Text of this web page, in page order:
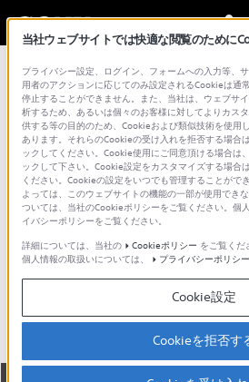
総合サポート・お問い合
ECM-HW1
当社ウェブサイトでは快適な閲覧のために
プライバシー設定、ログイン、フォームへの入力等、
用者のアクションに応じてのみ設定されるCookieは通
停止することができません。また、当社は、ウェブサ
析するため、あるいは個々のお客様に対してよりカス
供する等の目的のため、Cookieおよび類似技術を使用
あります。それらのCookieの受け入れを拒否する場合
ックしてください。Cookie使用にご同意頂ける場合は
ックして下さい。Cookie設定をカスタマイズする場合
ください。Cookieの設定をいつでも管理することがで
よっては、このウェブサイトの機能の一部が使用でき
ついては、当社のCookieポリシーをご覧ください。個
イバシーポリシーをご覧ください。
詳細については、当社の
Cookieポリシー をご覧くだ
個人情報の取扱いについては、
プライバシーポリシー
Cookie設定
Cookieを拒否す